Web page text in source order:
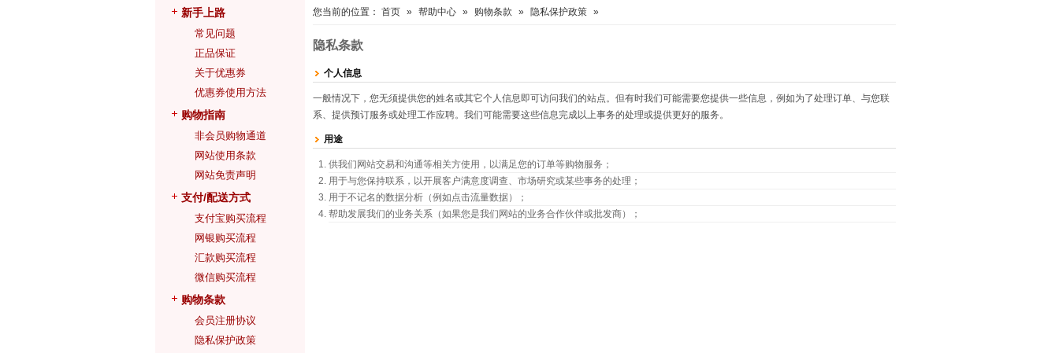
您当前的位置： 首页 » 帮助中心 » 购物条款 » 隐私保护政策 »
隐私条款
个人信息
一般情况下，您无须提供您的姓名或其它个人信息即可访问我们的站点。但有时我们可能需要您提供一些信息，例如为了处理订单、与您联
系、提供预订服务或处理工作应聘。我们可能需要这些信息完成以上事务的处理或提供更好的服务。
用途
供我们网站交易和沟通等相关方使用，以满足您的订单等购物服务；
用于与您保持联系，以开展客户满意度调查、市场研究或某些事务的处理；
用于不记名的数据分析（例如点击流量数据）；
帮助发展我们的业务关系（如果您是我们网站的业务合作伙伴或批发商）；
新手上路
常见问题
正品保证
关于优惠券
优惠券使用方法
购物指南
非会员购物通道
网站使用条款
网站免责声明
支付/配送方式
支付宝购买流程
网银购买流程
汇款购买流程
微信购买流程
购物条款
会员注册协议
隐私保护政策